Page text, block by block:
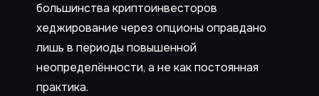
большинства криптоинвесторов
хеджирование через опционы оправдано
лишь в периоды повышенной
неопределённости, а не как постоянная
практика.